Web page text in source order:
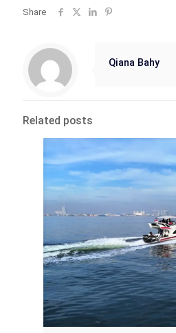
Share
Qiana Bahy
Related posts